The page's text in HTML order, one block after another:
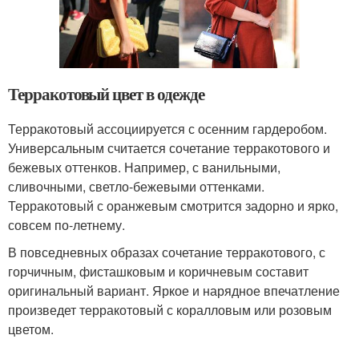
Терракотовый цвет в одежде
Терракотовый ассоциируется с осенним гардеробом.
Универсальным считается сочетание терракотового и
бежевых оттенков. Например, с ванильными,
сливочными, светло-бежевыми оттенками.
Терракотовый с оранжевым смотрится задорно и ярко,
совсем по-летнему.
В повседневных образах сочетание терракотового, с
горчичным, фисташковым и коричневым составит
оригинальный вариант. Яркое и нарядное впечатление
произведет терракотовый с коралловым или розовым
цветом.